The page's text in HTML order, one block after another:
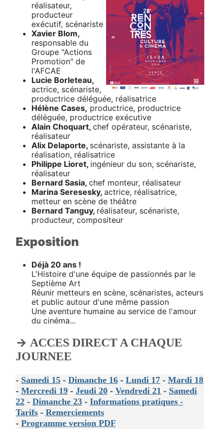
réalisateur,
producteur
exécutif, scénariste
Xavier Blom,
responsable du
Groupe "Actions
Promotion" de
l'AFCAE
Lucie Borleteau,
actrice, scénariste,
productrice déléguée, réalisatrice
Hélène Cases, productrice, productrice
déléguée, productrice exécutive
Alain Choquart, chef opérateur, scénariste,
réalisateur
Alix Delaporte, scénariste, assistante à la
réalisation, réalisatrice
Philippe Lioret, ingénieur du son, scénariste,
réalisateur
Bernard Sasia, chef monteur, réalisateur
Marina Seresesky, actrice, réalisatrice,
metteur en scène de théâtre
Bernard Tanguy, réalisateur, scénariste,
producteur, compositeur
Exposition
Déjà 20 ans !
L'Histoire d'une équipe de passionnés par le
Septième Art
Réunir metteurs en scène, scénaristes, acteurs
et public autour d'une même passion
Une aventure humaine au service de l'amour
du cinéma...
→ ACCES DIRECT A CHAQUE
JOURNEE
- Samedi 15 - Dimanche 16 - Lundi 17 - Mardi 18
- Mercredi 19 - Jeudi 20 - Vendredi 21 - Samedi
22 - Dimanche 23 - Informations pratiques -
Tarifs - Remerciements
- Programme version PDF